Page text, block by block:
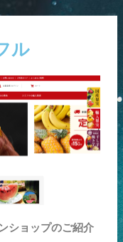
ル
ショップのご紹介